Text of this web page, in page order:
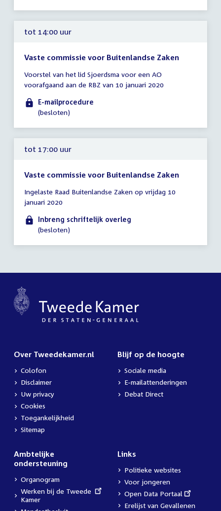
tot 14:00 uur
Vaste commissie voor Buitenlandse Zaken
vergadering
tot
14:00
uur
Voorstel van het lid Sjoerdsma voor een AO
voorafgaand aan de RBZ van 10 januari 2020
E-mailprocedure
(besloten)
tot 17:00 uur
Vaste commissie voor Buitenlandse Zaken
vergadering
tot
17:00
uur
Ingelaste Raad Buitenlandse Zaken op vrijdag 10
januari 2020
Inbreng schriftelijk overleg
(besloten)
Over Tweedekamer.nl
Colofon
Disclaimer
Uw privacy
Cookies
Toegankelijkheid
Sitemap
Blijf op de hoogte
Sociale media
E-mailattenderingen
Debat Direct
Ambtelijke
ondersteuning
Organogram
External
link:
Werken bij de Tweede
Kamer
Links
Politieke websites
Voor jongeren
External
link:
Open Data Portaal
Erelijst van Gevallenen